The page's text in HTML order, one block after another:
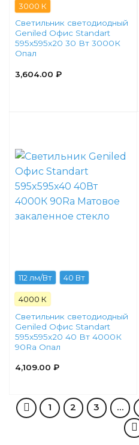
3000 К
Светильник светодиодный
Geniled Офис Standart
595x595x20 30 Вт 3000К
Опал
3,604.00 ₽
112 лм/Вт 40 Вт
4000 К
Светильник светодиодный
Geniled Офис Standart
595x595x20 40 Вт 4000К
90Ra Опал
4,109.00 ₽
1 2 3 …